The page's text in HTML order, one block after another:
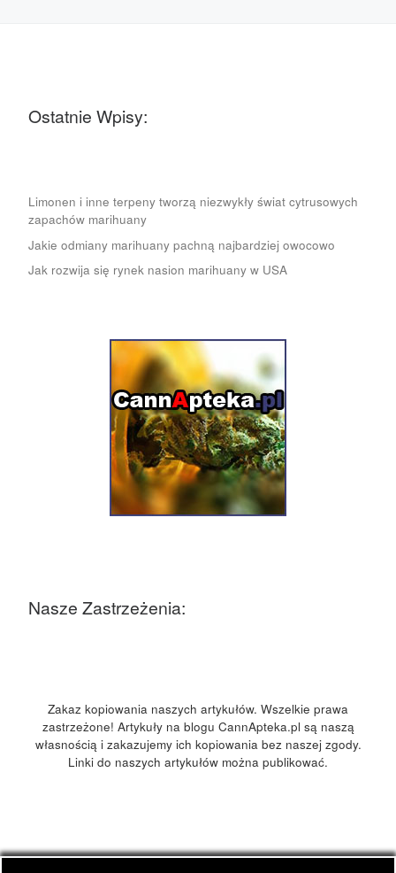
Ostatnie Wpisy:
Limonen i inne terpeny tworzą niezwykły świat cytrusowych
zapachów marihuany
Jakie odmiany marihuany pachną najbardziej owocowo
Jak rozwija się rynek nasion marihuany w USA
Nasze Zastrzeżenia:
Zakaz kopiowania naszych artykułów. Wszelkie prawa
zastrzeżone! Artykuły na blogu CannApteka.pl są naszą
własnością i zakazujemy ich kopiowania bez naszej zgody.
Linki do naszych artykułów można publikować.